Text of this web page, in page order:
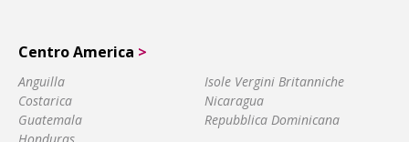
Centro America >
Anguilla
Costarica
Guatemala
Isole Vergini Britanniche
Nicaragua
Repubblica Dominicana